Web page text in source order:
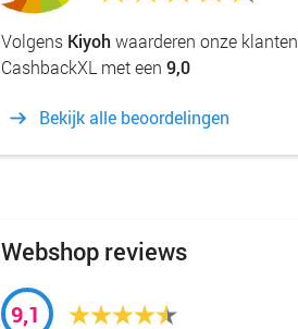
Volgens Kiyoh waarderen onze klanten
CashbackXL met een 9,0
Bekijk alle beoordelingen
Webshop reviews
9,1